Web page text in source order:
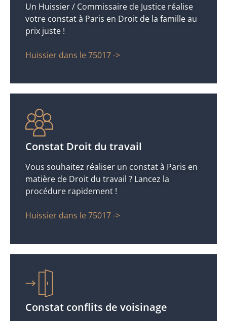
Un Huissier / Commissaire de Justice réalise
votre constat à Paris en Droit de la famille au
prix juste !
Huissier dans le 75017 ->
Constat Droit du travail
Vous souhaitez réaliser un constat à Paris en
matière de Droit du travail ? Lancez la
procédure rapidement !
Huissier dans le 75017 ->
Constat conflits de voisinage